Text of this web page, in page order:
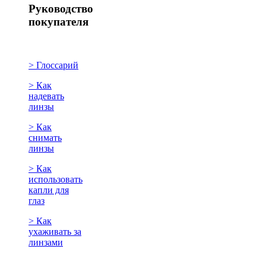
Руководство
покупателя
> Глоссарий
> Как
надевать
линзы
> Как
снимать
линзы
> Как
использовать
капли для
глаз
> Как
ухаживать за
линзами